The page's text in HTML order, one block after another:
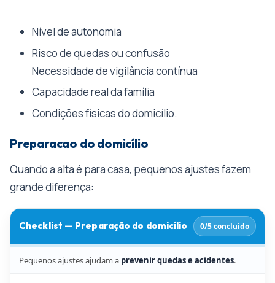
Nível de autonomia
Risco de quedas ou confusão
Necessidade de vigilância contínua
Capacidade real da família
Condições físicas do domicílio.
Preparacao do domicílio
Quando a alta é para casa, pequenos ajustes fazem
grande diferença:
Checklist — Preparação do domicílio 0/5 concluído
Pequenos ajustes ajudam a prevenir quedas e acidentes.